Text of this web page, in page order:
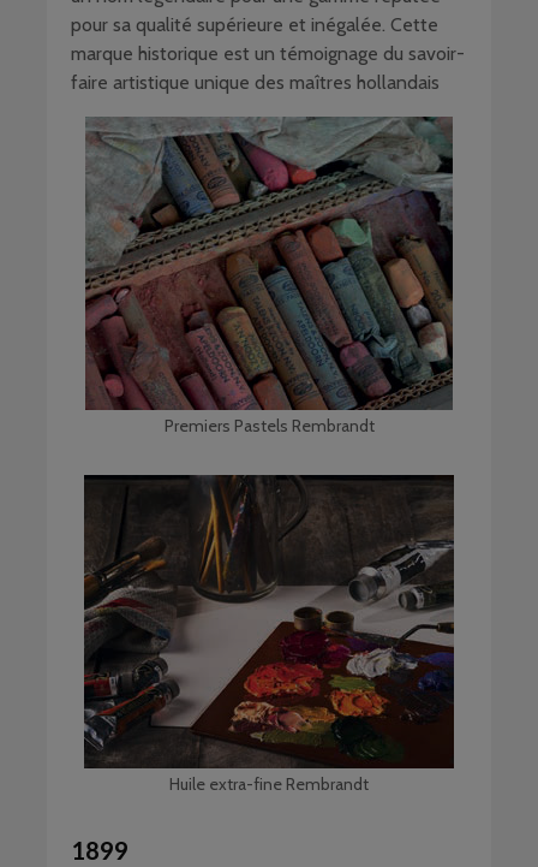
pour sa qualité supérieure et inégalée. Cette
marque historique est un témoignage du savoir-
faire artistique unique des maîtres hollandais
Premiers Pastels Rembrandt
Huile extra-fine Rembrandt
1899